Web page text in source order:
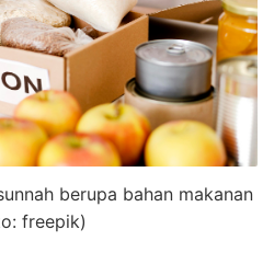
berupa bahan makanan
freepik)